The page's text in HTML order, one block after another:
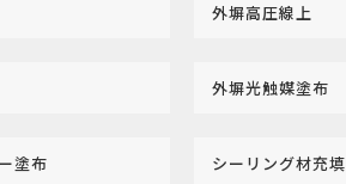
外塀高圧線上
外塀光触媒塗布
塗布 シーリング材充填